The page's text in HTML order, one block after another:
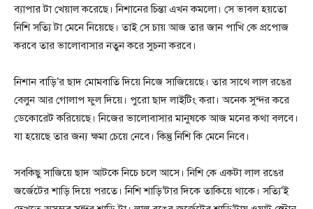
ব্যাপার টা খেয়াল করেছে। নিশানের চিন্তা এখন কমলো। সে ভাবল হয়তো
নিশি সত্যি টা মেনে নিয়েছে। তাই সে চায় আজ তার জান পাখি কে প্রপোজ
করবে তার ভালোবাসার নতুন করে সুচনা করবে।
নিশান বাড়ি’র ছাদ মোমবাতি দিয়ে নিজে সাজিয়েছে। তার সাথে লাল রঙের
বেলুন আর গোলাপ ফুল দিয়ে। পুরো ছাদ লাইটিং করা। অনেক সুন্দর করে
ডেকোরেট করিয়েছে। নিজের ভালোবাসার মানুষকে আজ মনের কথা বলবে।
যা হয়েছে তার জন্য ক্ষমা চেয়ে নেবে। কিন্তু নিশি কি মেনে নিবে।
সবকিছু সাজিয়ে ছাদ আটকে নিচে চলে আসে। নিশি কে একটা লাল রঙের
জর্জেটের শাড়ি দিয়ে পরতে। নিশি শাড়ি’টার দিকে তাকিয়ে থাকে। সত্যি’ই